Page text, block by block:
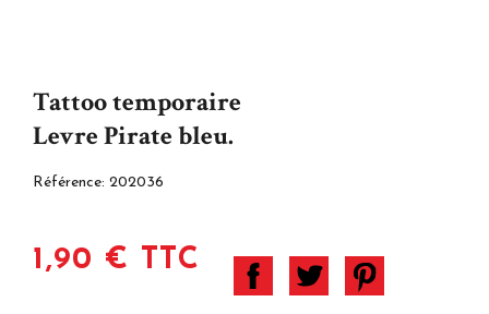
Tattoo temporaire
Levre Pirate bleu.
Référence: 202036
1,90 € TTC